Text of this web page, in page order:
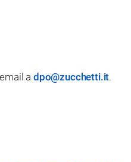
a dpo@zucchetti.it.